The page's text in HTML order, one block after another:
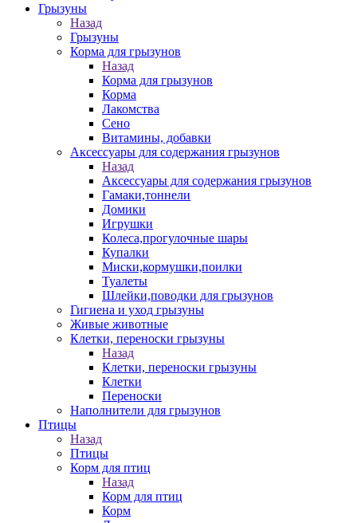
Грызуны
Назад
Грызуны
Корма для грызунов
Назад
Корма для грызунов
Корма
Лакомства
Сено
Витамины, добавки
Аксессуары для содержания грызунов
Назад
Аксессуары для содержания грызунов
Гамаки,тоннели
Домики
Игрушки
Колеса,прогулочные шары
Купалки
Миски,кормушки,поилки
Туалеты
Шлейки,поводки для грызунов
Гигиена и уход грызуны
Живые животные
Клетки, переноски грызуны
Назад
Клетки, переноски грызуны
Клетки
Переноски
Наполнители для грызунов
Птицы
Назад
Птицы
Корм для птиц
Назад
Корм для птиц
Корм